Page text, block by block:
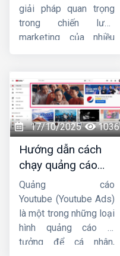
giải pháp quan trọng
trong chiến lược
marketing của nhiều
chính xác tệp khách
hàng mục tiêu. Trong
bài viết này,Công ty
HIGsẽ phân tích chi
tiết hơn về dịch vụ này
nhá.
17/10/2025 1036
Hướng dẫn cách
chạy quảng cáo
Youtube Ads hiệu
quả từ chuyên gia
Quảng cáo
Youtube (Youtube Ads)
là một trong những loại
hình quảng cáo lý
tưởng để cá nhân,